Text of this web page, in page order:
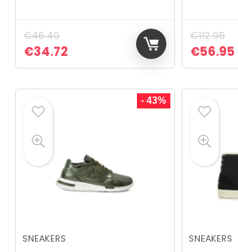
€46.49
Oorspronkelijke prijs was: €46.49.
€34.72Huidige prijs is: €34.72.
€112.95
€56.95
- 43%
SNEAKERS SNEAKERS